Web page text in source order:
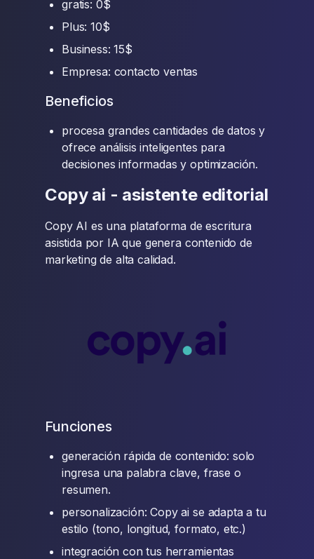
gratis: 0$
Plus: 10$
Business: 15$
Empresa: contacto ventas
Beneficios
procesa grandes cantidades de datos y
ofrece análisis inteligentes para
decisiones informadas y optimización.
Copy ai - asistente editorial
Copy AI es una plataforma de escritura
asistida por IA que genera contenido de
marketing de alta calidad.
Funciones
generación rápida de contenido: solo
ingresa una palabra clave, frase o
resumen.
personalización: Copy ai se adapta a tu
estilo (tono, longitud, formato, etc.)
integración con tus herramientas